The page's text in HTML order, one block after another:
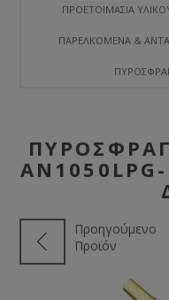
ΠΡΟΕΤΟΙΜΑΣΊΑ
ΠΑΡΕΛΚΌΜΕΝΑ &
Προηγούμενο
Προϊόν